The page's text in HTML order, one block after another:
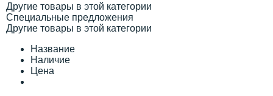
Другие товары в этой категории
Специальные предложения
Другие товары в этой категории
Название
Наличие
Цена